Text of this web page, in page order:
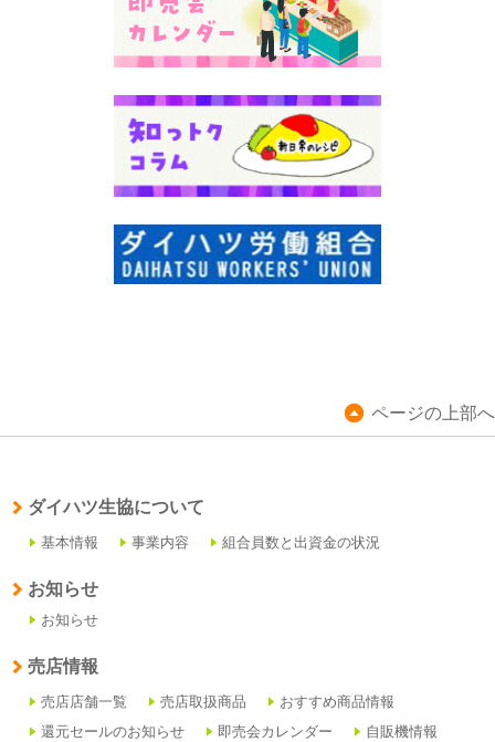
ページの上部へ
ダイハツ生協について
基本情報 事業内容 組合員数と出資金の状況
お知らせ
お知らせ
売店情報
売店店舗一覧 売店取扱商品
おすすめ商品情報
還元セールのお知らせ
即売会カレンダー 自販機情報